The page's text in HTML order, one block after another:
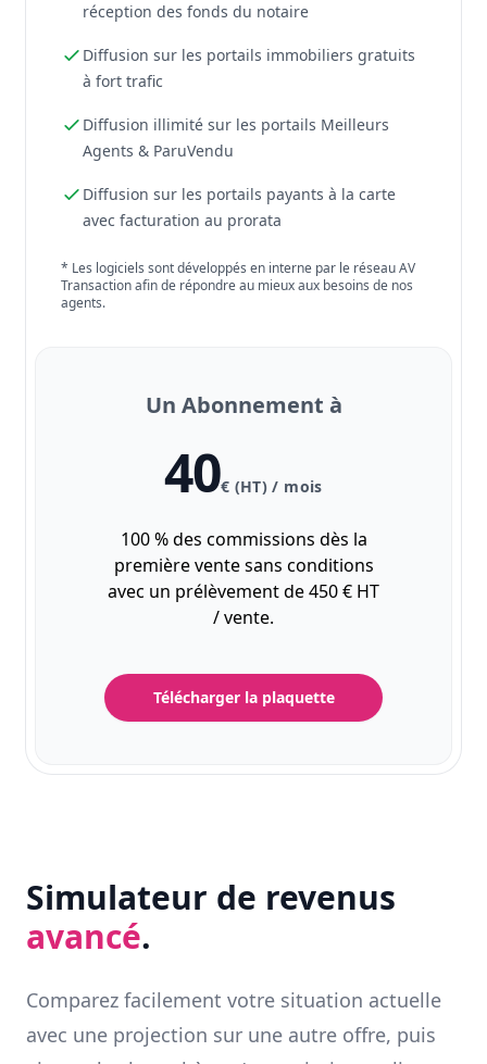
réception des fonds du notaire
Diffusion sur les portails immobiliers gratuits
à fort trafic
Diffusion illimité sur les portails Meilleurs
Agents & ParuVendu
Diffusion sur les portails payants à la carte
avec facturation au prorata
* Les logiciels sont développés en interne par le réseau AV
Transaction afin de répondre au mieux aux besoins de nos
agents.
Un Abonnement à
40€ (HT) / mois
100 % des commissions dès la
première vente sans conditions
avec un prélèvement de 450 € HT
/ vente.
Télécharger la plaquette
Simulateur de revenus
avancé.
Comparez facilement votre situation actuelle
avec une projection sur une autre offre, puis